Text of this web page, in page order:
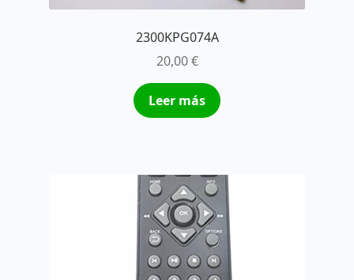
2300KPG074A
20,00€
Leer más